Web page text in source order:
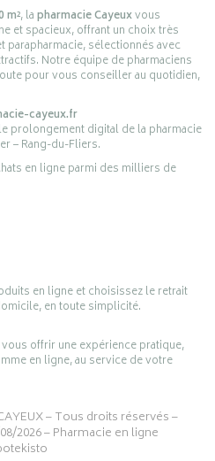
m², lapharmacie Cayeuxvous
et spacieux, offrant un choix très
parapharmacie, sélectionnés avec
Notre équipe de pharmaciens
pour vous conseiller au quotidien,
cayeux.fr
prolongement digital de la pharmacie
– Rang-du-Fliers.
en ligne parmi des milliers de
en ligne et choisissez le retrait
en toute simplicité.
vous offrir une expérience pratique,
en ligne, au service de votre
– Tous droits réservés –
2026 –Pharmacie en ligne